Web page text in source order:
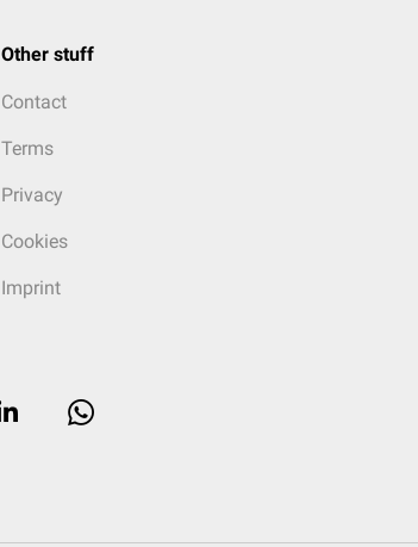
Other stuff
Contact
Terms
Privacy
Cookies
Imprint